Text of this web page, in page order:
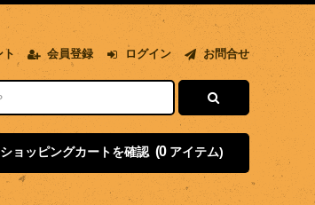
ト 会員登録 ログイン お問合せ
ショッピングカートを確認 (0 アイテム)